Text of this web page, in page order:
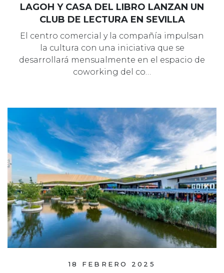
LAGOH Y CASA DEL LIBRO LANZAN UN
CLUB DE LECTURA EN SEVILLA
El centro comercial y la compañía impulsan
la cultura con una iniciativa que se
desarrollará mensualmente en el espacio de
coworking del co…
18 FEBRERO 2025